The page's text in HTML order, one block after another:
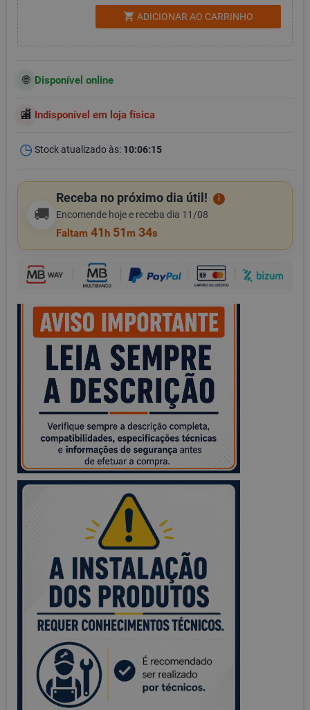
shopping_cart ADICIONAR AO CARRINHO
Disponível online
Indisponível em loja física
Stock atualizado às: 10:06:15
🚚
Receba no próximo dia útil! i
Encomende hoje e receba dia 11/08
Faltam 41h 51 m 34s